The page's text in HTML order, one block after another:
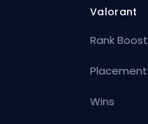
Valorant
Rank Boost
Placement
Wins